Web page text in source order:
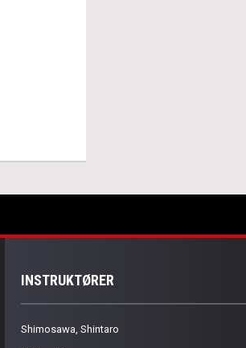
INSTRUKTØRER
Shimosawa, Shintaro